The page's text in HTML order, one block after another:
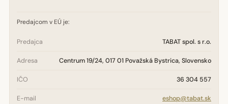
Predajcom v EÚ je:
Predajca TABAT spol. s r.o.
Adresa Centrum 19/24, 017 01 Považská Bystrica, Slovensko
IČO 36 304 557
E-mail eshop@tabat.sk